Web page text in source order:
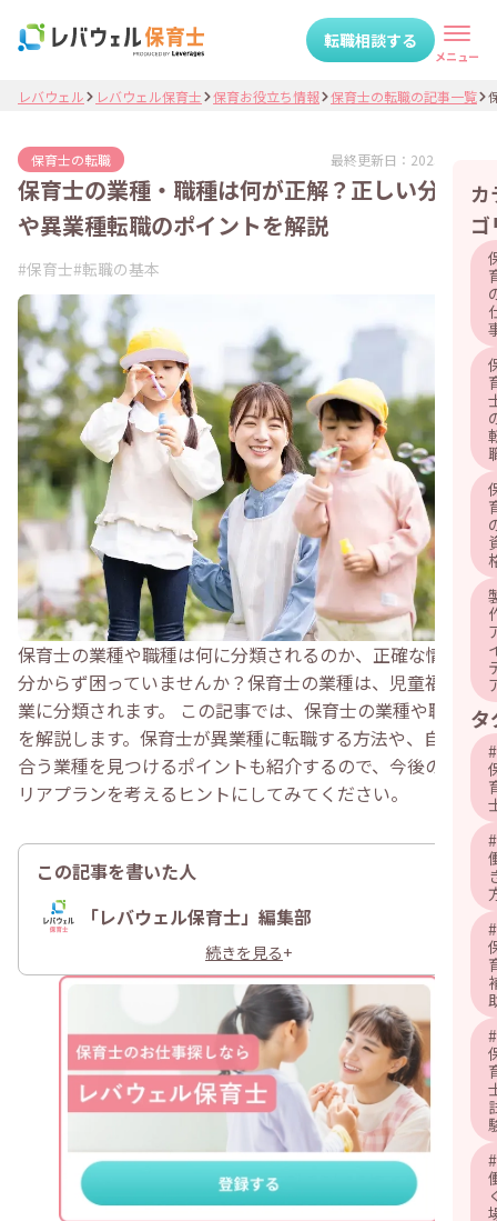
転職相談する
メニュー
カ
ゴ
タ
#
#
#
#
#
レバウェル レバウェル保育士 保育お役立ち情報 保育士の転職の記事一覧
保育士の転職 最終更新日： 2025.09.17
保育士の業種・職種は何が正解？正しい分類
や異業種転職のポイントを解説
#保育士#転職の基本
保育士の業種や職種は何に分類されるのか、正確な情報が
分からず困っていませんか？保育士の業種は、児童福祉事
業に分類されます。 この記事では、保育士の業種や職種
を解説します。保育士が異業種に転職する方法や、自分に
合う業種を見つけるポイントも紹介するので、今後のキャ
リアプランを考えるヒントにしてみてください。
この記事を書いた人
「レバウェル保育士」編集部
続きを見る+